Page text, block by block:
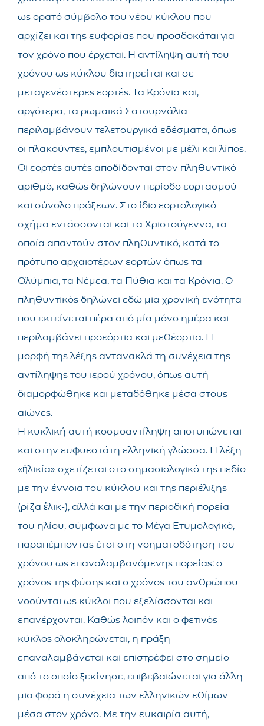
ως ορατό σύμβολο του νέου κύκλου που
αρχίζει και της ευφορίας που προσδοκάται για
τον χρόνο που έρχεται. Η αντίληψη αυτή του
χρόνου ως κύκλου διατηρείται και σε
μεταγενέστερες εορτές. Τα Κρόνια και,
αργότερα, τα ρωμαϊκά Σατουρνάλια
περιλαμβάνουν τελετουργικά εδέσματα, όπως
οι πλακούντες, εμπλουτισμένοι με μέλι και λίπος.
Οι εορτές αυτές αποδίδονται στον πληθυντικό
αριθμό, καθώς δηλώνουν περίοδο εορτασμού
και σύνολο πράξεων. Στο ίδιο εορτολογικό
σχήμα εντάσσονται και τα Χριστούγεννα, τα
οποία απαντούν στον πληθυντικό, κατά το
πρότυπο αρχαιοτέρων εορτών όπως τα
Ολύμπια, τα Νέμεα, τα Πύθια και τα Κρόνια. Ο
πληθυντικός δηλώνει εδώ μια χρονική ενότητα
που εκτείνεται πέρα από μία μόνο ημέρα και
περιλαμβάνει προεόρτια και μεθέορτια. Η
μορφή της λέξης αντανακλά τη συνέχεια της
αντίληψης του ιερού χρόνου, όπως αυτή
διαμορφώθηκε και μεταδόθηκε μέσα στους
αιώνες.
Η κυκλική αυτή κοσμοαντίληψη αποτυπώνεται
και στην ευφυεστάτη ελληνική γλώσσα. Η λέξη
«ἡλικία» σχετίζεται στο σημασιολογικό της πεδίο
με την έννοια του κύκλου και της περιέλιξης
(ρίζα ἑλικ-), αλλά και με την περιοδική πορεία
του ηλίου, σύμφωνα με το Μέγα Ετυμολογικό,
παραπέμποντας έτσι στη νοηματοδότηση του
χρόνου ως επαναλαμβανόμενης πορείας: ο
χρόνος της φύσης και ο χρόνος του ανθρώπου
νοούνται ως κύκλοι που εξελίσσονται και
επανέρχονται. Καθώς λοιπόν και ο φετινός
κύκλος ολοκληρώνεται, η πράξη
επαναλαμβάνεται και επιστρέφει στο σημείο
από το οποίο ξεκίνησε, επιβεβαιώνεται για άλλη
μια φορά η συνέχεια των ελληνικών εθίμων
μέσα στον χρόνο. Με την ευκαιρία αυτή,